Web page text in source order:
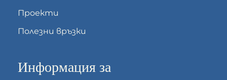
Проекти
Полезни връзки
Информация за